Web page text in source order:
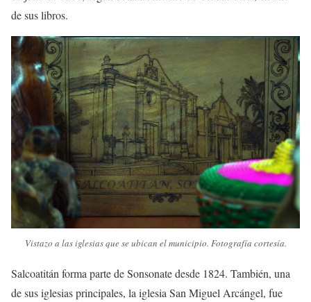
de sus libros.
Vistazo a las iglesias que se ubican el municipio. Fotografía cortesía.
Salcoatitán forma parte de Sonsonate desde 1824. También, una
de sus iglesias principales, la iglesia San Miguel Arcángel, fue